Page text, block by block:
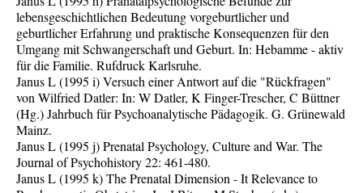
lebensgeschichtlichen Bedeutung vorgeburtlicher und
geburtlicher Erfahrung und praktische Konsequenzen für den
Umgang mit Schwangerschaft und Geburt. In: Hebamme - aktiv
für die Familie. Rufdruck Karlsruhe.
Janus L (1995 i) Versuch einer Antwort auf die "Rückfragen"
von Wilfried Datler: In: W Datler, K Finger-Trescher, C Büttner
(Hg.) Jahrbuch für Psychoanalytische Pädagogik. G. Grünewald
Mainz.
Janus L (1995 j) Prenatal Psychology, Culture and War. The
Journal of Psychohistory 22: 461-480.
Janus L (1995 k) The Prenatal Dimension - It Relevance to